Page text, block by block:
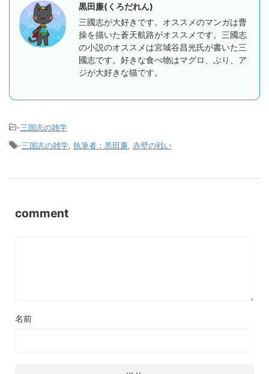
黒田廉(くろだれん)
三國志が大好きです。オススメのマンガは曹
操を描いた蒼天航路がオススメです。三國志
の小説のオススメは宮城谷昌光氏が書いた三
國志です。好きな食べ物はマグロ、ぶり、ア
ジが大好きな猫です。
-三国志の雑学
-三国志の雑学 執筆者：黒田廉 赤壁の戦い
comment
名前